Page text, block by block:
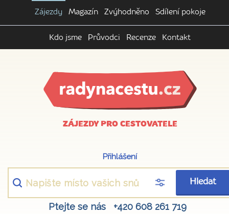
Zájezdy Magazín Zvýhodněno Sdílení pokoje
Kdo jsme Průvodci Recenze Kontakt
ZÁJEZDY PRO CESTOVATELE
Přihlášení
Hledat
Ptejte se nás +420 608 261 719